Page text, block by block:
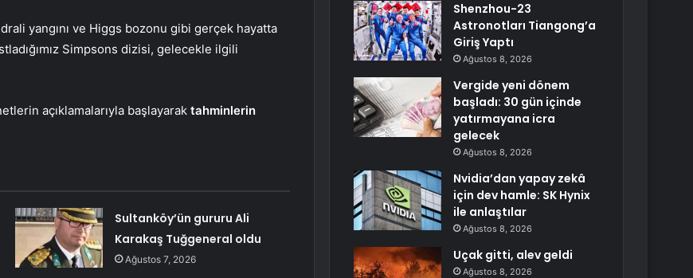
yangını ve Higgs bozonu gibi gerçek hayatta
Simpsons dizisi, gelecekle ilgili
açıklamalarıyla başlayarak tahminlerin
Sultanköy’ün gururu Ali
Karakaş Tuğgeneral oldu
Ağustos 7, 2026
Shenzhou-23
Astronotları Tiangong’a
Giriş Yaptı
Ağustos 8, 2026
Vergide yeni dönem
başladı: 30 gün içinde
yatırmayana icra
gelecek
Ağustos 8, 2026
Nvidia’dan yapay zekâ
için dev hamle: SK Hynix
ile anlaştılar
Ağustos 8, 2026
Uçak gitti, alev geldi
Ağustos 8, 2026